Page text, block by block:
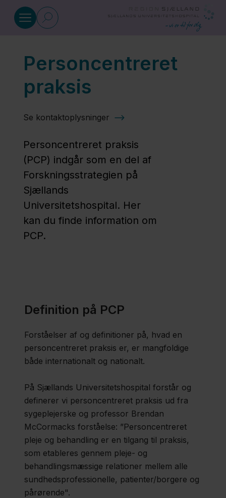
Strategier
Vision,
mål og
for MVU-
området
Personcentreret
praksis
Fagfolk
Kontakt
Personcentreret
praksis
Se kontaktoplysninger
Personcentreret praksis
(PCP) indgår som en del af
Forskningsstrategien på
Sjællands
Universitetshospital. Her
kan du finde information om
PCP.
Definition på PCP
Forståelser af og definitioner på, hvad en
personcentreret praksis er, er mangfoldige
både internationalt og nationalt.
På Sjællands Universitetshospital forstår og
definerer vi personcentreret praksis ud fra
sygeplejerske og professor Brendan
McCormacks forståelse: ”Personcentreret
pleje og behandling er en tilgang til praksis,
som etableres gennem pleje- og
behandlingsmæssige relationer mellem alle
sundhedsprofessionelle, patienter/borgere og
pårørende".